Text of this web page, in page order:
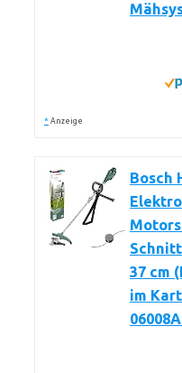
* Anzeige
Bosch
37 cm
im